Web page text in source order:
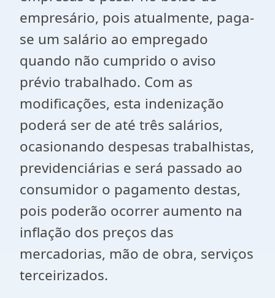
empresário, pois atualmente, paga-
se um salário ao empregado
quando não cumprido o aviso
prévio trabalhado. Com as
modificações, esta indenização
poderá ser de até três salários,
ocasionando despesas trabalhistas,
previdenciárias e será passado ao
consumidor o pagamento destas,
pois poderão ocorrer aumento na
inflação dos preços das
mercadorias, mão de obra, serviços
terceirizados.